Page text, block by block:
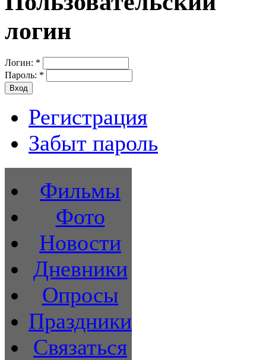
логин
Логин: *
Пароль: *
Регистрация
Забыт пароль
Фильмы
Фото
Новости
Дневники
Опросы
Праздники
Связаться